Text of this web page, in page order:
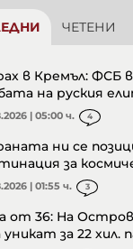
ЧЕТЕНИ
в Кремъл: ФСБ
на руския
| 05:00 ч. 4
ни се
за
| 01:55 ч. 3
от 36: На
уникат за 22 хил.